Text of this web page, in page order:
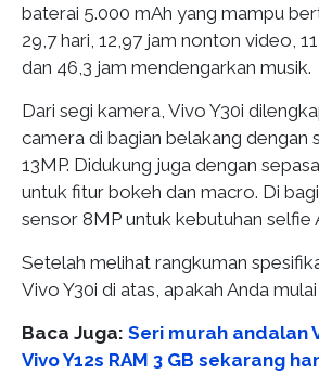
baterai 5.000 mAh yang mampu
29,7 hari, 12,97 jam nonton video,
dan 46,3 jam mendengarkan musik.
Dari segi kamera, Vivo Y30i
camera di bagian belakang dengan
13MP. Didukung juga dengan
untuk fitur bokeh dan macro. Di
sensor 8MP untuk kebutuhan selfie
Setelah melihat rangkuman
Vivo Y30i di atas, apakah Anda
Baca Juga: Seri murah andalan
Vivo Y12s RAM 3 GB sekarang